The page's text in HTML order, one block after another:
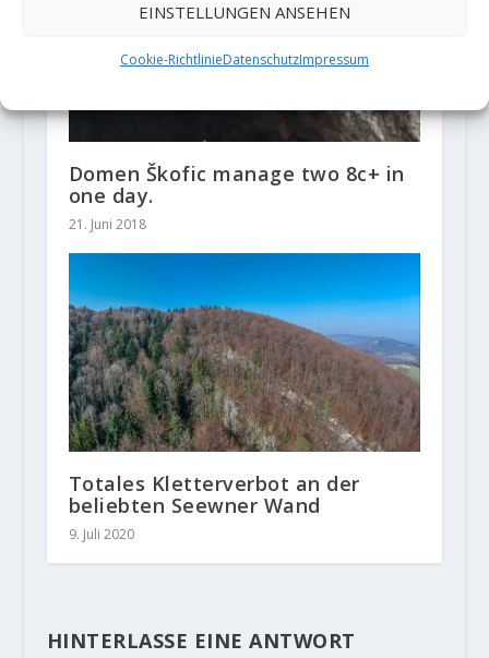
EINSTELLUNGEN ANSEHEN
Cookie-RichtlinieDatenschutzImpressum
Domen Škofic manage two 8c+ in
one day.
21. Juni 2018
Totales Kletterverbot an der
beliebten Seewner Wand
9. Juli 2020
HINTERLASSE EINE ANTWORT